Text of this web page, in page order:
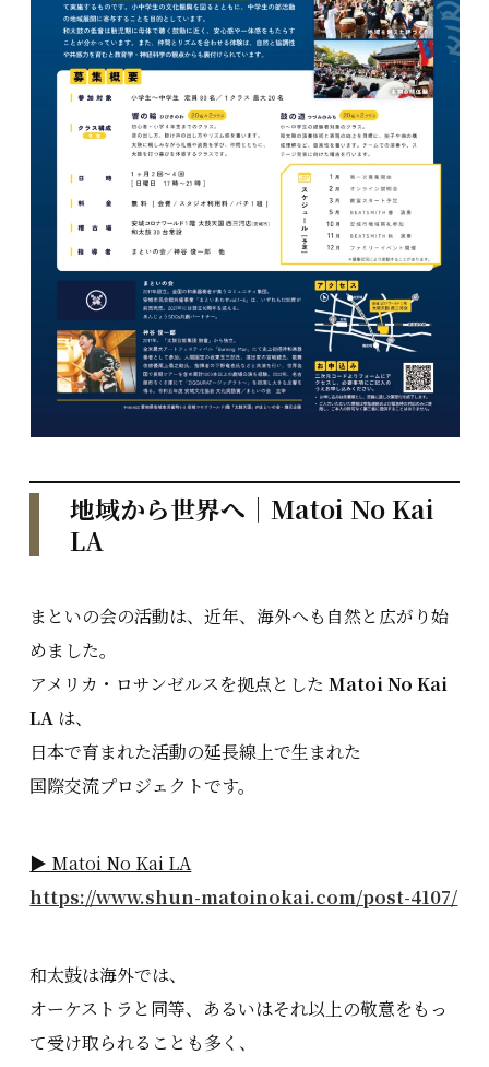
地域から世界へ｜Matoi No Kai
LA
まといの会の活動は、近年、海外へも自然と広がり始
めました。
アメリカ・ロサンゼルスを拠点としたMatoi No Kai
LA は、
日本で育まれた活動の延長線上で生まれた
国際交流プロジェクトです。
▶ Matoi No Kai LA
https://www.shun-matoinokai.com/post-4107/
和太鼓は海外では、
オーケストラと同等、あるいはそれ以上の敬意をもっ
て受け取られることも多く、